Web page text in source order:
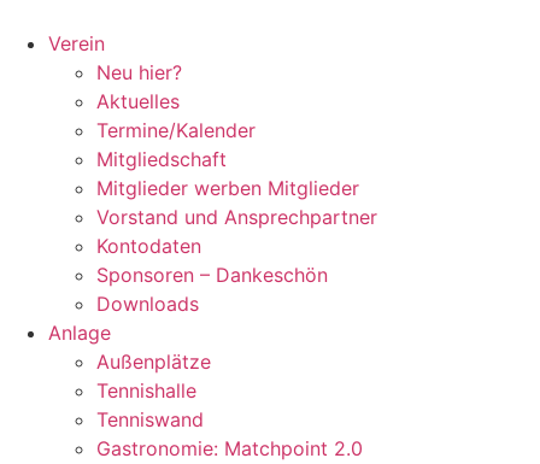
Inhalt
springen
Verein
Neu hier?
Aktuelles
Termine/Kalender
Mitgliedschaft
Mitglieder werben Mitglieder
Vorstand und Ansprechpartner
Kontodaten
Sponsoren – Dankeschön
Downloads
Anlage
Außenplätze
Tennishalle
Tenniswand
Gastronomie: Matchpoint 2.0